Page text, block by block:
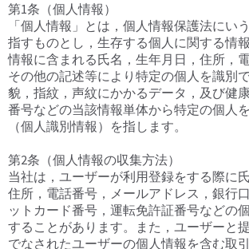
第1条（個人情報）
「個人情報」とは，個人情報保護法にい
指すものとし，生存する個人に関する情
情報に含まれる氏名，生年月日，住所，
その他の記述等により特定の個人を識別
貌，指紋，声紋にかかるデータ，及び健
番号などの当該情報単体から特定の個人
（個人識別情報）を指します。
第2条（個人情報の収集方法）
当社は，ユーザーが利用登録をする際に
住所，電話番号，メールアドレス，銀行
ットカード番号，運転免許証番号などの
することがあります。また，ユーザーと
でなされたユーザーの個人情報を含む取